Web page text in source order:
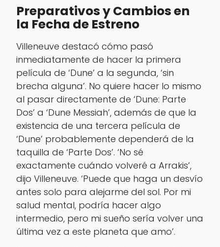
Preparativos y Cambios en
la Fecha de Estreno
Villeneuve destacó cómo pasó
inmediatamente de hacer la primera
película de ‘Dune’ a la segunda, ‘sin
brecha alguna’. No quiere hacer lo mismo
al pasar directamente de ‘Dune: Parte
Dos’ a ‘Dune Messiah’, además de que la
existencia de una tercera película de
‘Dune’ probablemente dependerá de la
taquilla de ‘Parte Dos’. ‘No sé
exactamente cuándo volveré a Arrakis’,
dijo Villeneuve. ‘Puede que haga un desvío
antes solo para alejarme del sol. Por mi
salud mental, podría hacer algo
intermedio, pero mi sueño sería volver una
última vez a este planeta que amo’.